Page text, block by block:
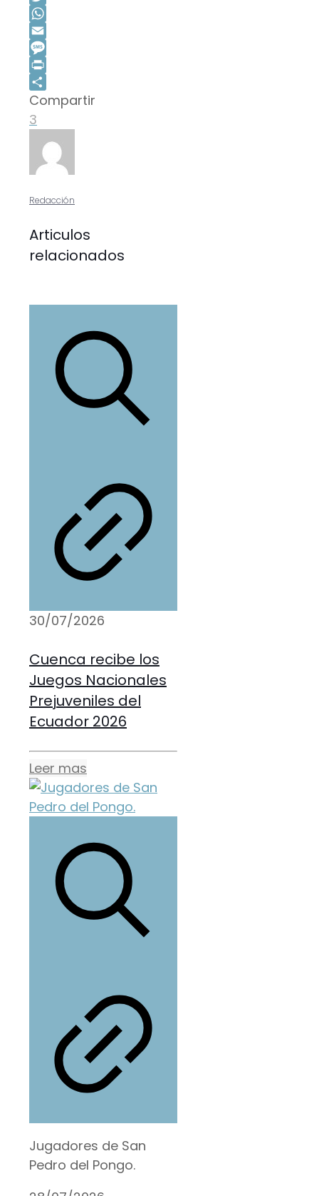
Twitter
WhatsApp
Email
Message
Print
Compartir
Compartir
3
Redacción
Articulos
relacionados
30/07/2026
Cuenca recibe los
Juegos Nacionales
Prejuveniles del
Ecuador 2026
Leer mas
Jugadores de San
Pedro del Pongo.